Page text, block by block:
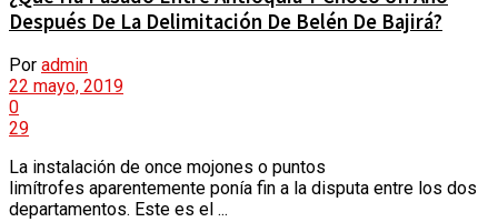
ALCALDES DE COLOMBIA
ACTUALIDAD
VÍDEOS
PUBLICACIONES
Después De La Delimitación De Belén De Bajirá?
Por admin
22 mayo, 2019
0
29
La instalación de once mojones o puntos
limítrofes aparentemente ponía fin a la disputa entre los dos
departamentos. Este es el ...